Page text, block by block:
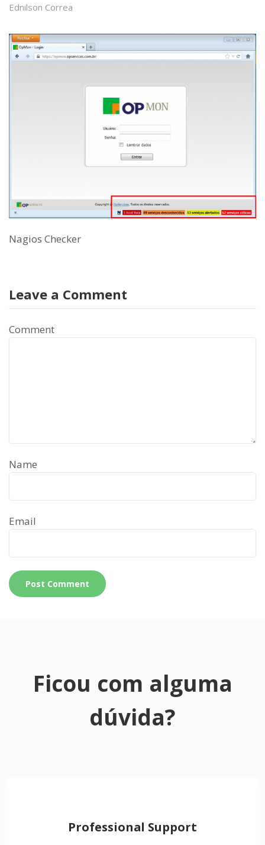
Ednilson Correa
Nagios Checker
Leave a Comment
Comment
Name
Email
Ficou com alguma
dúvida?
Professional Support